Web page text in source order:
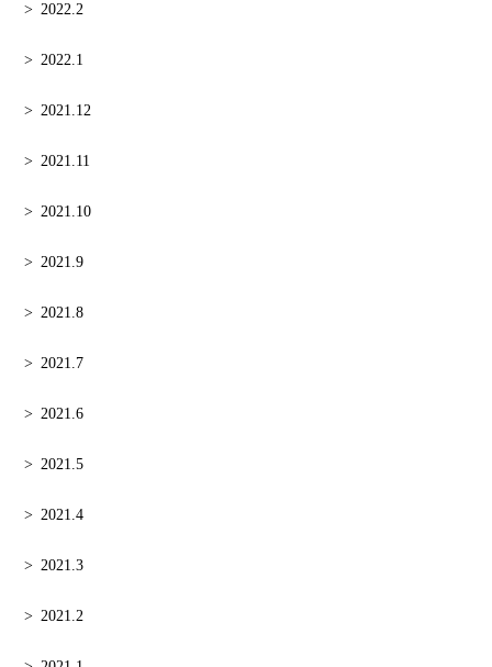
2022.2
2022.1
2021.12
2021.11
2021.10
2021.9
2021.8
2021.7
2021.6
2021.5
2021.4
2021.3
2021.2